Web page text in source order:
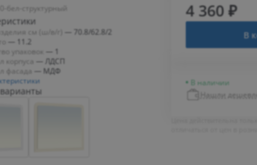
бел-структурный
см (ш/в/г) — 70.8/62.8/2
— 11.2
упаковок — 1
корпуса
— ЛДСП
фасада
— МДФ
4 360 ₽
В
В наличии
Нашли